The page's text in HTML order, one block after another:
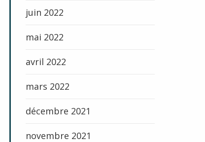
juin 2022
mai 2022
avril 2022
mars 2022
décembre 2021
novembre 2021